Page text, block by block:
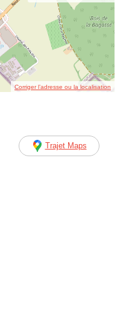
Corriger l’adresse ou la localisation
Trajet Maps